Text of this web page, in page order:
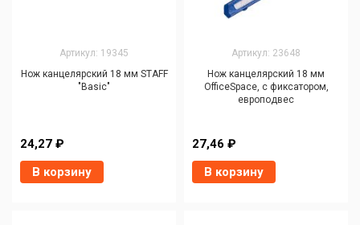
Артикул: 19345
Нож канцелярский 18 мм STAFF
"Basic"
24,27 ₽
В корзину
Артикул: 23648
Нож канцелярский 18 мм
OfficeSpace, с фиксатором,
европодвес
27,46 ₽
В корзину